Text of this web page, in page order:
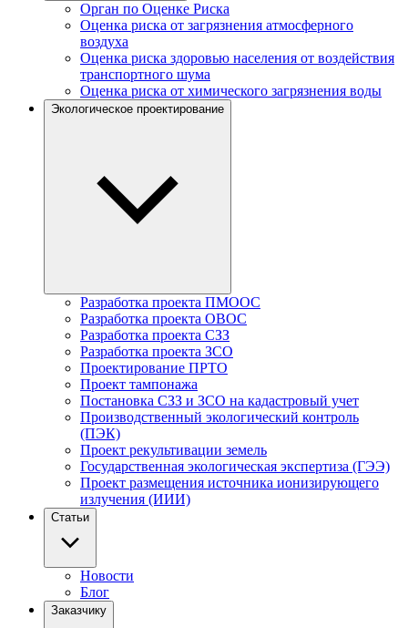
Орган по Оценке Риска
Оценка риска от загрязнения атмосферного
воздуха
Оценка риска здоровью населения от воздействия
транспортного шума
Оценка риска от химического загрязнения воды
Экологическое проектирование
Разработка проекта ПМООС
Разработка проекта ОВОС
Разработка проекта СЗЗ
Разработка проекта ЗСО
Проектирование ПРТО
Проект тампонажа
Постановка СЗЗ и ЗСО на кадастровый учет
Производственный экологический контроль
(ПЭК)
Проект рекультивации земель
Государственная экологическая экспертиза (ГЭЭ)
Проект размещения источника ионизирующего
излучения (ИИИ)
Статьи
Новости
Блог
Заказчику